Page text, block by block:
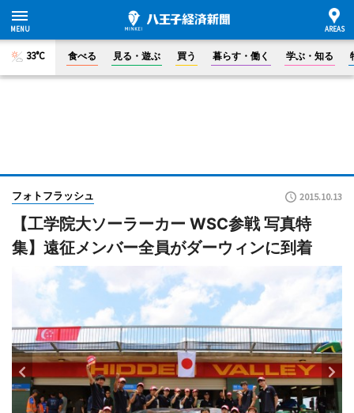
33°C 食べる 見る・遊ぶ 買う 暮らす・働く 学ぶ・知る
フォトフラッシュ 2015.10.13
【工学院大ソーラーカー WSC参戦 写真特
集】遠征メンバー全員がダーウィンに到着